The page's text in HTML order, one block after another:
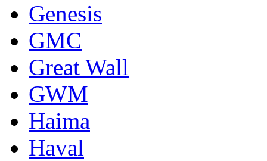
Genesis
GMC
Great Wall
GWM
Haima
Haval